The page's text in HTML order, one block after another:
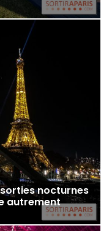
sorties nocturnes
autrement